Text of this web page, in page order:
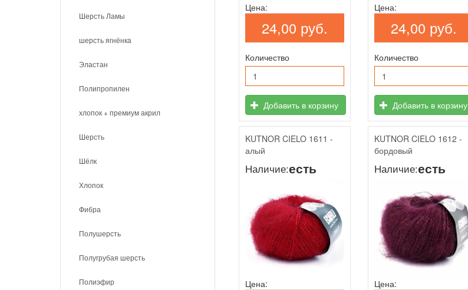
Шерсть Ламы
шерсть ягнёнка
Эластан
Полипропилен
хлопок + премиум акрил
Шерсть
Шёлк
Хлопок
Фибра
Полушерсть
Полугрубая шерсть
Полиэфир
Цена:
24,00 руб.
Количество
Добавить в корзину
Цена:
24,00 руб.
Количество
Добавить в корзину
KUTNOR CIELO 1611 -
алый
Наличие:есть
Цена:
KUTNOR CIELO 1612 -
бордовый
Наличие:есть
Цена: